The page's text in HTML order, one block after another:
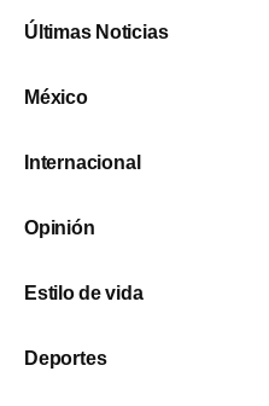
Últimas Noticias
México
Internacional
Opinión
Estilo de vida
Deportes